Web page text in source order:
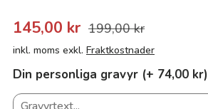
145,00 kr 199,00 kr
inkl. moms exkl. Fraktkostnader
Din personliga gravyr (+ 74,00 kr)